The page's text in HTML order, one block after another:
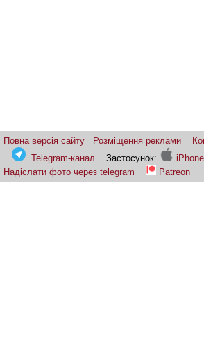
Повна версія сайту Розміщення реклами
Telegram-канал
Застосунок: iPhone
Надіслати фото через telegram
Patreon